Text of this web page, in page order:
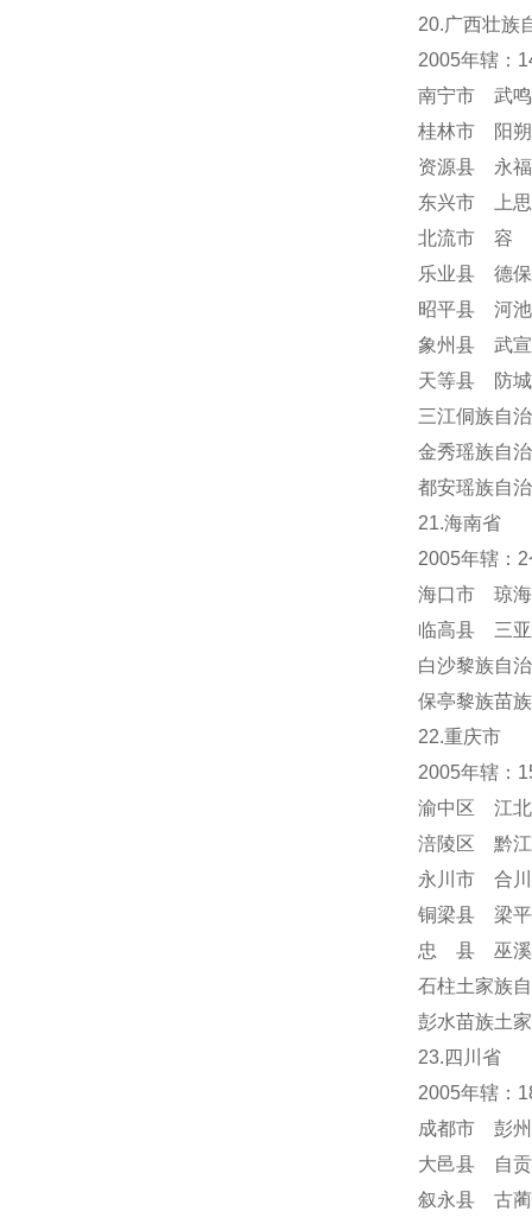
20.广西壮族
2005年辖：
南宁市 武
桂林市 阳
资源县 永
东兴市 上
北流市 容
乐业县 德
昭平县 河
象州县 武
天等县 防
三江侗族自
金秀瑶族自
都安瑶族自
21.海南省
2005年辖：
海口市 琼
临高县 三
白沙黎族自
保亭黎族苗
22.重庆市
2005年辖
渝中区 江
涪陵区 黔
永川市 合
铜梁县 梁
忠 县 巫溪
石柱土家族
彭水苗族土
23.四川省
2005年辖：
成都市 彭
大邑县 自
叙永县 古